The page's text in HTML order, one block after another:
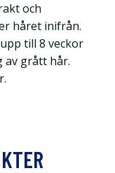
och
håret inifrån.
till 8 veckor
av grått hår.